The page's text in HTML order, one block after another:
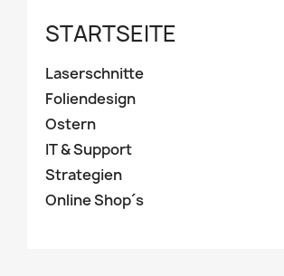
STARTSEITE
Laserschnitte
Foliendesign
Ostern
IT & Support
Strategien
Online Shop´s